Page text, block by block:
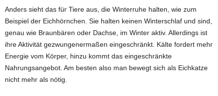
Anders sieht das für Tiere aus, die Winterruhe halten, wie zum
Beispiel der Eichhörnchen. Sie halten keinen Winterschlaf und sind,
genau wie Braunbären oder Dachse, im Winter aktiv. Allerdings ist
ihre Aktivität gezwungenermaßen eingeschränkt. Kälte fordert mehr
Energie vom Körper, hinzu kommt das eingeschränkte
Nahrungsangebot. Am besten also man bewegt sich als Eichkatze
nicht mehr als nötig.